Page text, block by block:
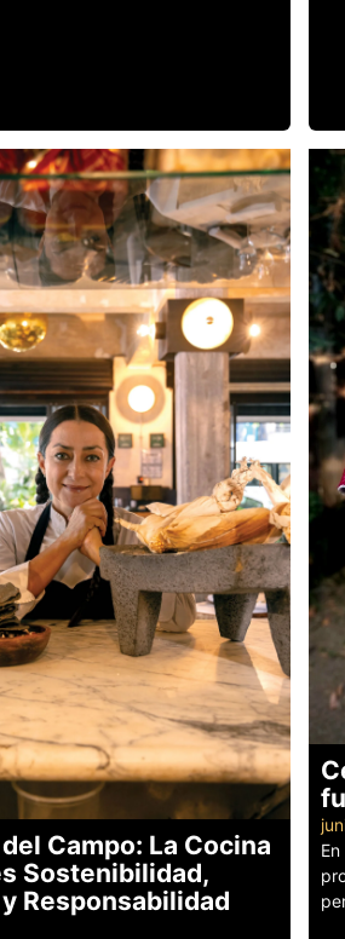
Campo: La Cocina
Sostenibilidad,
Responsabilidad